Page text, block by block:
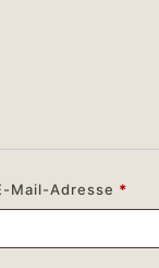
Mail-Adresse *